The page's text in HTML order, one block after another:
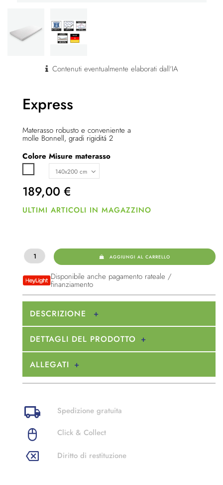
Contenuti eventualmente elaborati dall'IA
Express
Materasso robusto e conveniente a
molle Bonnell, gradi rigiditá 2
Colore Misure materasso
189,00 €
ULTIMI ARTICOLI IN MAGAZZINO
AGGIUNGI AL CARRELLO
Disponibile anche pagamento rateale /
finanziamento
DESCRIZIONE
DETTAGLI DEL PRODOTTO
ALLEGATI
Spedizione gratuita
Click & Collect
Diritto di restituzione